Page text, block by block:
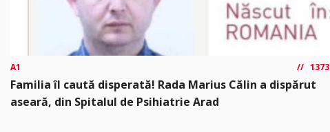
A1 1373
Familia îl caută disperată! Rada Marius Călin a dispărut
aseară, din Spitalul de Psihiatrie Arad